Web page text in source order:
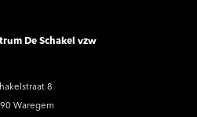
De Schakel vzw
8
Waregem